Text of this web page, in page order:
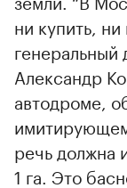
ни купить,
Александр
автодроме,
речь должна
1 га. Это